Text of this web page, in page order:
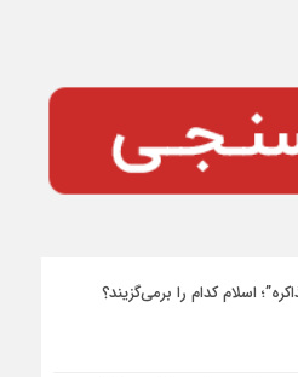
اسلام کدام را برمی‌گزیند؟